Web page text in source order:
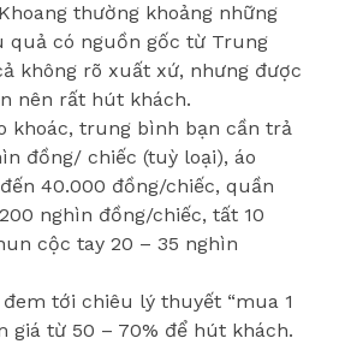
thường khoảng những
quả có nguồn gốc từ Trung
không rõ xuất xứ, nhưng được
nên rất hút khách.
khoác, trung bình bạn cần trả
đồng/ chiếc (tuỳ loại), áo
40.000 đồng/chiếc, quần
nghìn đồng/chiếc, tất 10
cộc tay 20 – 35 nghìn
tới chiêu lý thuyết “mua 1
giá từ 50 – 70% để hút khách.